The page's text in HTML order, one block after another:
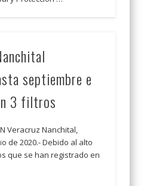
septiembre e
3 filtros
Veracruz Nanchital,
de 2020.- Debido al alto
que se han registrado en